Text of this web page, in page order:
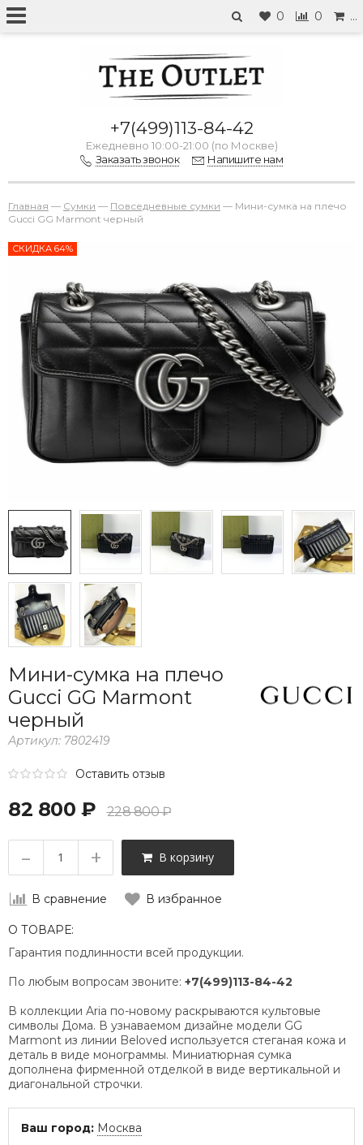
0 0 …
+7(499)113-84-42
Ежедневно 10:00-21:00 (по Москве)
Заказать звонок
Напишите нам
Главная — Сумки — Повседневные сумки — Мини-сумка на плечо
Gucci GG Marmont черный
СКИДКА 64%
Мини-сумка на плечо
Gucci GG Marmont
черный
Артикул: 7802419
Оставить отзыв
82 800 ₽ 228 800 ₽
– + В корзину
В сравнение В избранное
О ТОВАРЕ:
Гарантия подлинности всей продукции.
По любым вопросам звоните: +7(499)113-84-42
В коллекции Aria по-новому раскрываются культовые
символы Дома. В узнаваемом дизайне модели GG
Marmont из линии Beloved используется стеганая кожа и
деталь в виде монограммы. Миниатюрная сумка
дополнена фирменной отделкой в виде вертикальной и
диагональной строчки.
Ваш город: Москва